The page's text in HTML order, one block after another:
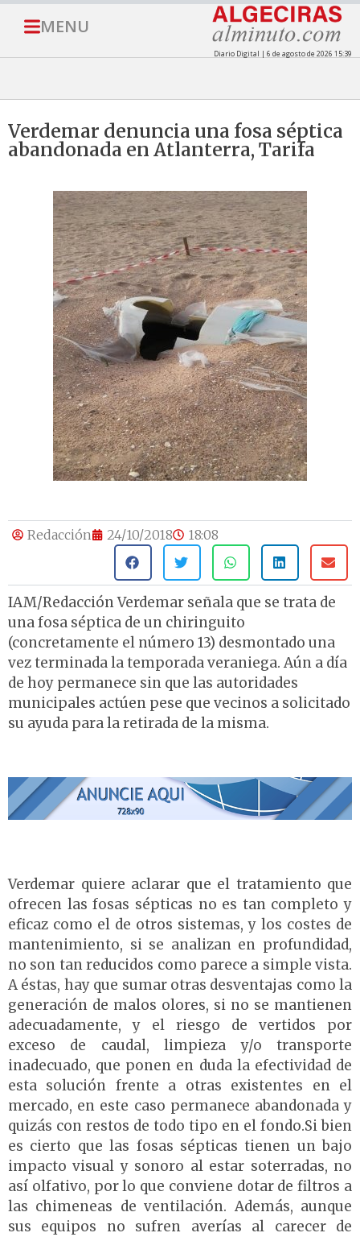
MENU
Diario Digital | 6 de agosto de 2026 15:39
Verdemar denuncia una fosa séptica
abandonada en Atlanterra, Tarifa
Redacción 24/10/2018 18:08
IAM/Redacción Verdemar señala que se trata de
una fosa séptica de un chiringuito
(concretamente el número 13) desmontado una
vez terminada la temporada veraniega. Aún a día
de hoy permanece sin que las autoridades
municipales actúen pese que vecinos a solicitado
su ayuda para la retirada de la misma.
Verdemar quiere aclarar que el tratamiento que
ofrecen las fosas sépticas no es tan completo y
eficaz como el de otros sistemas, y los costes de
mantenimiento, si se analizan en profundidad,
no son tan reducidos como parece a simple vista.
A éstas, hay que sumar otras desventajas como la
generación de malos olores, si no se mantienen
adecuadamente, y el riesgo de vertidos por
exceso de caudal, limpieza y/o transporte
inadecuado, que ponen en duda la efectividad de
esta solución frente a otras existentes en el
mercado, en este caso permanece abandonada y
quizás con restos de todo tipo en el fondo.Si bien
es cierto que las fosas sépticas tienen un bajo
impacto visual y sonoro al estar soterradas, no
así olfativo, por lo que conviene dotar de filtros a
las chimeneas de ventilación. Además, aunque
sus equipos no sufren averías al carecer de